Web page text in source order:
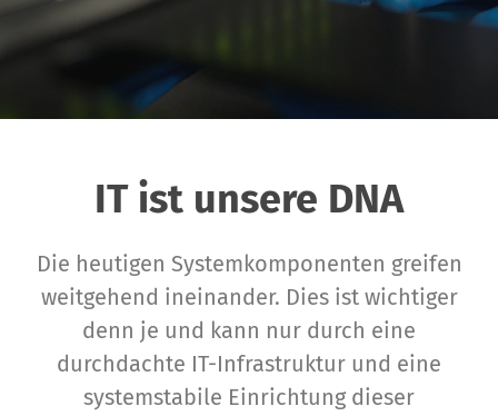
IT ist unsere DNA
Die heutigen Systemkomponenten greifen
weitgehend ineinander. Dies ist wichtiger
denn je und kann nur durch eine
durchdachte IT-Infrastruktur und eine
systemstabile Einrichtung dieser